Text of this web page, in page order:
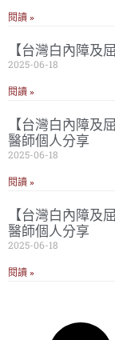
閱讀 »
【台灣白內障及
2025-06-18
閱讀 »
【台灣白內障及
醫師個人分享
2025-06-18
閱讀 »
【台灣白內障及
醫師個人分享
2025-06-18
閱讀 »